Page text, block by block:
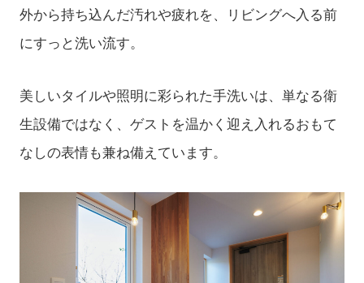
外から持ち込んだ汚れや疲れを、リビングへ入る前
にすっと洗い流す。
美しいタイルや照明に彩られた手洗いは、単なる衛
生設備ではなく、ゲストを温かく迎え入れるおもて
なしの表情も兼ね備えています。